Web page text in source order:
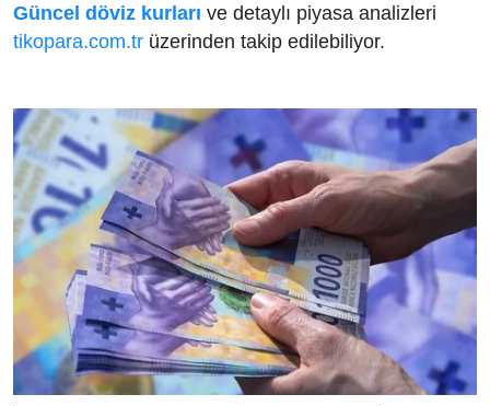
Güncel döviz kurları ve detaylı piyasa analizleri
tikopara.com.tr üzerinden takip edilebiliyor.